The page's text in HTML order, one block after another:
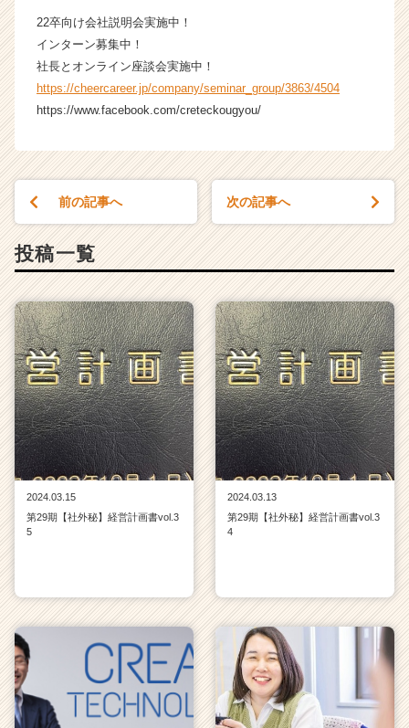
工
の
タ
イ
ン】
ベ
ー・
成
長
企
業
か
ら
ス
カ
ウ
サ
イ
ト
チ
ア
キ
ャ
22卒向け会社説明会実施中！
インターン募集中！
社長とオンライン座談会実施中！
https://cheercareer.jp/company/seminar_group/3863/4504
https://www.facebook.com/creteckougyou/
前の記事へ 次の記事へ
投稿一覧
2024.03.15
第29期【社外秘】経営計画書vol.3
5
2024.03.13
第29期【社外秘】経営計画書vol.3
4